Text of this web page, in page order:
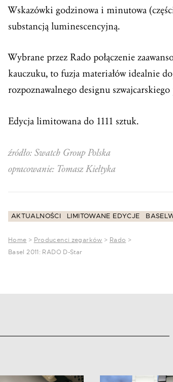
Wskazówki godzinowa i minutowa
substancją luminescencyjną.
Wybrane przez Rado połączenie
kauczuku, to fuzja materiałów idealnie
rozpoznawalnego designu
Edycja limitowana do 1111 sztuk.
źródło: Swatch Group Polska
opracowanie: Tomasz Kiełtyka
AKTUALNOŚCI LIMITOWANE EDYCJE
Home > Producenci zegarków > Rado >
Basel 2011: RADO D-Star